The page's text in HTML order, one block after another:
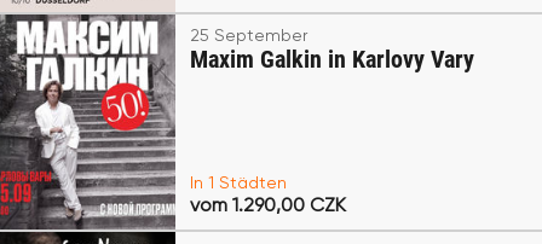
25 September
Maxim Galkin in Karlovy Vary
In 1 Städten
vom 1.290,00 CZK